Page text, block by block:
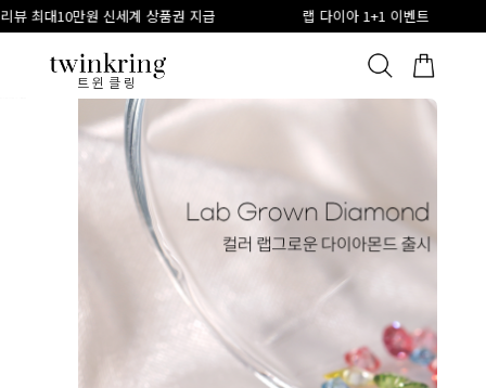
신세계 상품권 지급 랩 다이아 1+1 이벤트
트윈클링
ALL 베스트 안쪽막음 웨딩/다이아 가드링/반지